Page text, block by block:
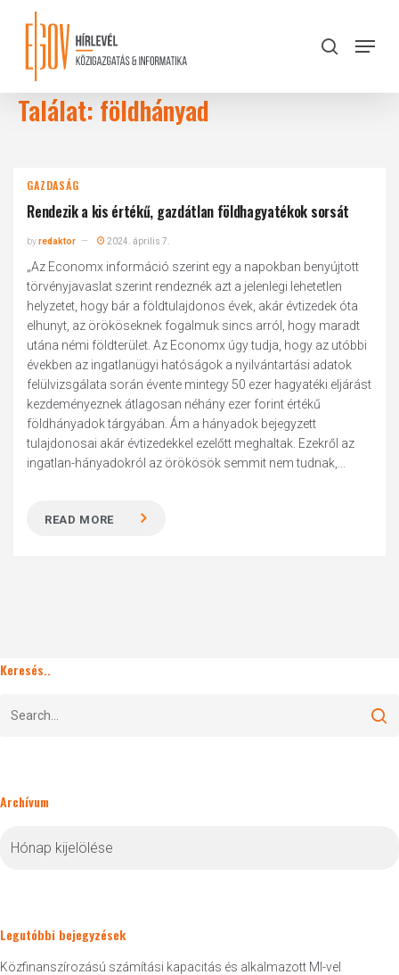
content
search
Menu
Találat: földhányad
GAZDASÁG
Rendezik a kis értékű, gazdátlan földhagyatékok sorsát
byredaktor 2024. április 7.
„Az Economx információ szerint egy a napokban benyújtott
törvényjavaslat szerint rendeznék azt a jelenlegi lehetetlen
helyzetet, hogy bár a földtulajdonos évek, akár évtizedek óta
elhunyt, az örököseknek fogalmuk sincs arról, hogy maradt
utána némi földterület. Az Economx úgy tudja, hogy az utóbbi
években az ingatlanügyi hatóságok a nyilvántartási adatok
felülvizsgálata során évente mintegy 50 ezer hagyatéki eljárást
kezdeményeznek átlagosan néhány ezer forint értékű
földhányadok tárgyában. Ám a hányadok bejegyzett
tulajdonosai akár évtizedekkel ezelőtt meghaltak. Ezekről az
ingatlan-hányadokról az örökösök semmit nem tudnak,...
READ MORE
Keresés..
Archívum
Legutóbbi bejegyzések
Közfinanszírozású számítási kapacitás és alkalmazott MI-vel
Close